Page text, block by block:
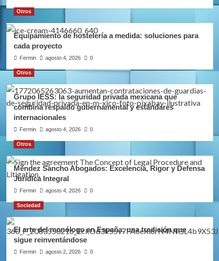
Otros
Equipamiento de hostelería a medida: soluciones para
cada proyecto
Fermin agosto 4, 2026 0
Otros
Grupo IESS: la seguridad privada mexicana que
combina respaldo gubernamental y estándares
internacionales
Fermin agosto 4, 2026 0
Otros
Méndez Sancho Abogados: Excelencia, Rigor y Defensa
Jurídica Integral
Fermin agosto 4, 2026 0
Sociedad
El arte del monólogo en España: una tradición que
sigue reinventándose
Fermin agosto 2, 2026 0